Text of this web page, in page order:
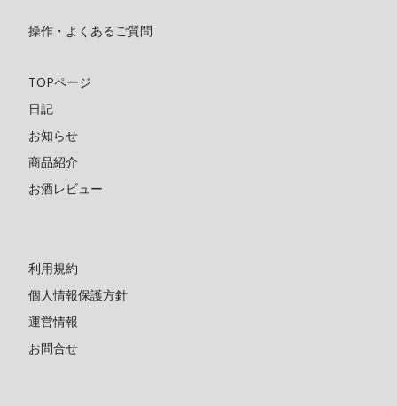
操作・よくあるご質問
TOPページ
日記
お知らせ
商品紹介
お酒レビュー
利用規約
個人情報保護方針
運営情報
お問合せ